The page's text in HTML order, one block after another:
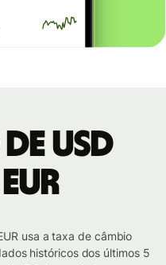
USD
usa a taxa de câmbio
históricos dos últimos 5